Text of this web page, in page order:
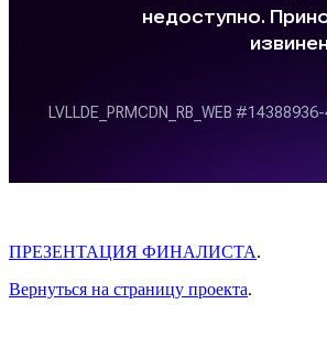
ПРЕЗЕНТАЦИЯ ФИНАЛИСТА.
Вернуться на страницу проекта.